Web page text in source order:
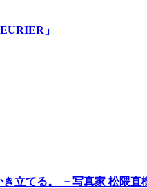
」
⽴てる。 －写真家 松隈直